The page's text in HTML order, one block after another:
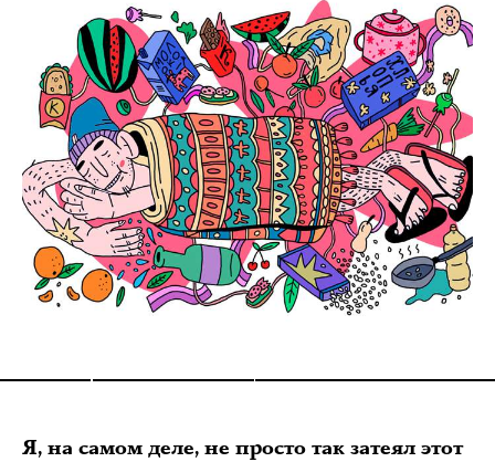
Я, на самом деле, не просто так затеял этот